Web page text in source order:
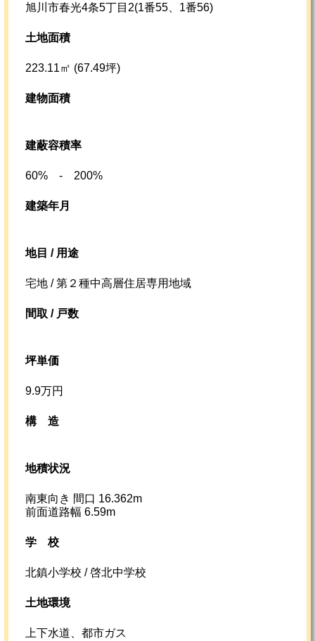
旭川市春光4条5丁目2(1番55、1番56)
土地面積
223.11㎡ (67.49坪)
建物面積
建蔽容積率
60% - 200%
建築年月
地目 / 用途
宅地 / 第２種中高層住居専用地域
間取 / 戸数
坪単価
9.9万円
構造
地積状況
南東向き 間口 16.362m
前面道路幅 6.59m
学校
北鎮小学校 / 啓北中学校
土地環境
上下水道、都市ガス